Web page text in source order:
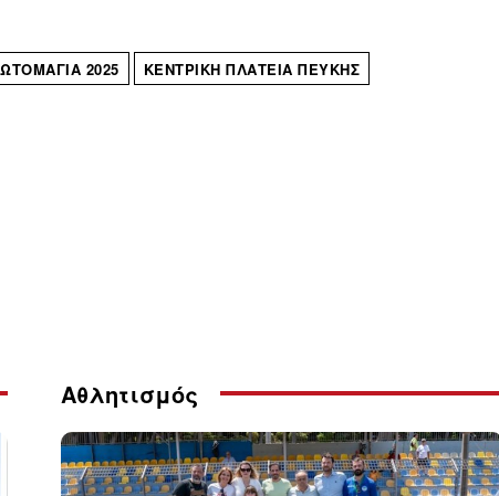
2025 ΚΕΝΤΡΙΚΉ ΠΛΑΤΕΊΑ ΠΕΎΚΗΣ
Αθλητισμός